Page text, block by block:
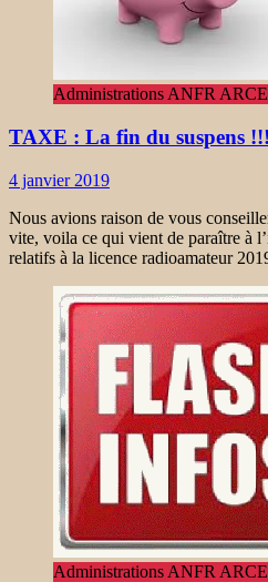
Administrations ANFR
TAXE : La fin du suspens !!!
4 janvier 2019
Nous avions raison de vous
vite, voila ce qui vient de paraître à
relatifs à la licence radioamateur
Administrations ANFR